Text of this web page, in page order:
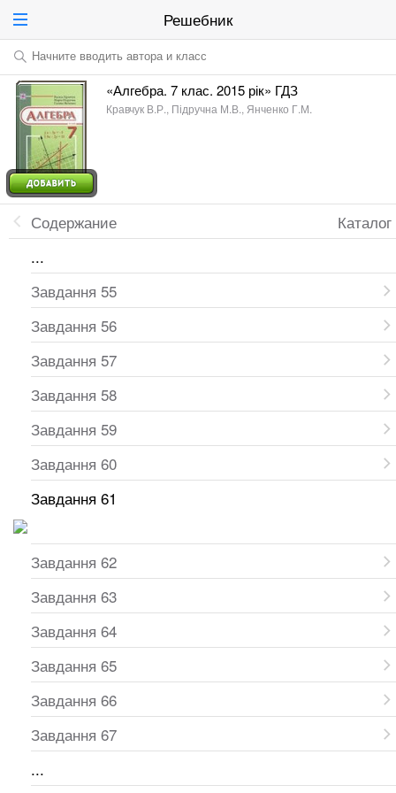
Решебник
Начните вводить автора и класс
«Алгебра. 7 клас. 2015 рік» ГДЗ
Кравчук В.Р., Підручна М.В., Янченко Г.М.
Каталог
Содержание
...
Завдання 55
Завдання 56
Завдання 57
Завдання 58
Завдання 59
Завдання 60
Завдання 61
Завдання 62
Завдання 63
Завдання 64
Завдання 65
Завдання 66
Завдання 67
...